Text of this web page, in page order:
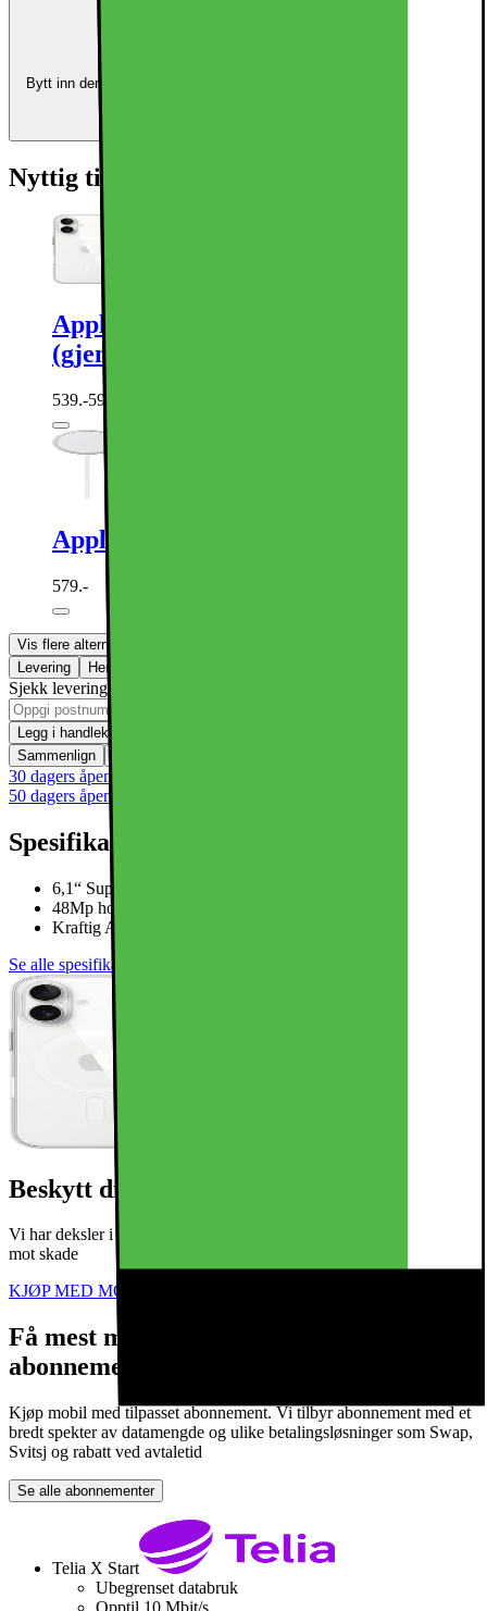
Bytt inn den kvalifiserte enheten din, og bruk verdien som delbetaling
Nyttig tilbehør
Apple iPhone 16 mobildeksel
(gjennomsiktig)
539.-599.-
Apple MagSafe trådløs lader (1 m)
579.-
Vis flere alternativer
Levering
Hent i butikk
Sjekk levering til ditt område
Legg i handlekurv
Sammenlign
30 dagers åpent kjøp
50 dagers åpent kjøp for klubbmedlemmer
Spesifikasjoner
6,1“ Super Retina XDR-skjerm
48Mp hoved + 12Mp ultrabredt kamera
Kraftig A18 Bionic CPU med 5G
Se alle spesifikasjoner
Beskytt din nye iPhone
Vi har deksler i mange farger og utførelser. Beskytt din nye telefon
mot skade
KJØP MED MOBILABONNEMENT
Få mest mulig ut av mobilen din med rett
abonnement
Kjøp mobil med tilpasset abonnement. Vi tilbyr abonnement med et
bredt spekter av datamengde og ulike betalingsløsninger som Swap,
Svitsj og rabatt ved avtaletid
Se alle abonnementer
Telia X Start
Ubegrenset databruk